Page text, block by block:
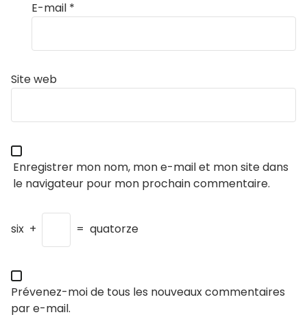
E-mail *
Site web
Enregistrer mon nom, mon e-mail et mon site dans
le navigateur pour mon prochain commentaire.
six + = quatorze
Prévenez-moi de tous les nouveaux commentaires
par e-mail.